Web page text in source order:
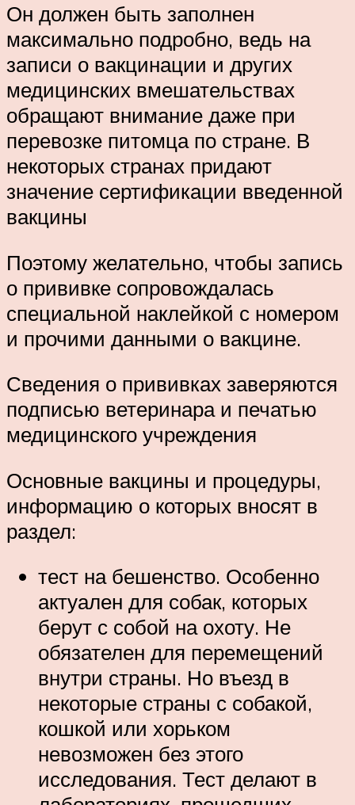
Он должен быть заполнен
максимально подробно, ведь на
записи о вакцинации и других
медицинских вмешательствах
обращают внимание даже при
перевозке питомца по стране. В
некоторых странах придают
значение сертификации введенной
вакцины
Поэтому желательно, чтобы запись
о прививке сопровождалась
специальной наклейкой с номером
и прочими данными о вакцине.
Сведения о прививках заверяются
подписью ветеринара и печатью
медицинского учреждения
Основные вакцины и процедуры,
информацию о которых вносят в
раздел:
тест на бешенство. Особенно
актуален для собак, которых
берут с собой на охоту. Не
обязателен для перемещений
внутри страны. Но въезд в
некоторые страны с собакой,
кошкой или хорьком
невозможен без этого
исследования. Тест делают в